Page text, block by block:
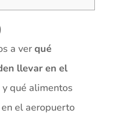
a verqué
llevar en el
y qué alimentos
el aeropuerto